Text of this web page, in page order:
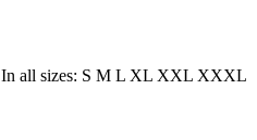
In all sizes: S M L XL XXL XXXL